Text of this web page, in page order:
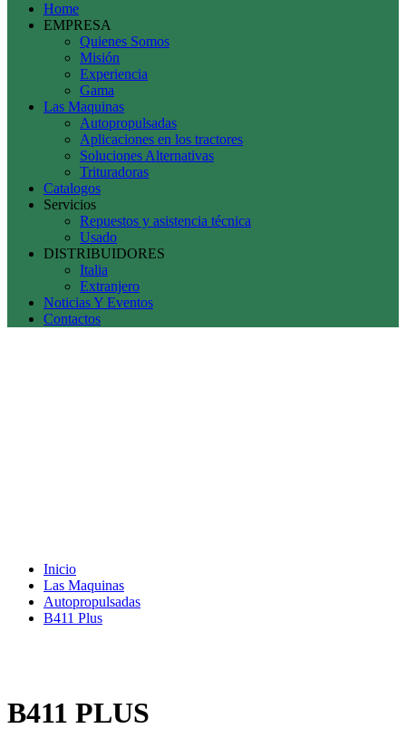
Home
EMPRESA
Quienes Somos
Misión
Experiencia
Gama
Las Maquinas
Autopropulsadas
Aplicaciones en los tractores
Soluciones Alternativas
Trituradoras
Catalogos
Servicios
Repuestos y asistencia técnica
Usado
DISTRIBUIDORES
Italia
Extranjero
Noticias Y Eventos
Contactos
Inicio
Las Maquinas
Autopropulsadas
B411 Plus
B411 PLUS